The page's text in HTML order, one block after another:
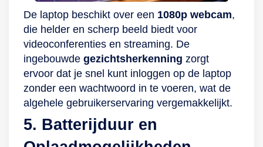
De laptop beschikt over een 1080p webcam,
die helder en scherp beeld biedt voor
videoconferenties en streaming. De
ingebouwde gezichtsherkenning zorgt
ervoor dat je snel kunt inloggen op de laptop
zonder een wachtwoord in te voeren, wat de
algehele gebruikerservaring vergemakkelijkt.
5. Batterijduur en